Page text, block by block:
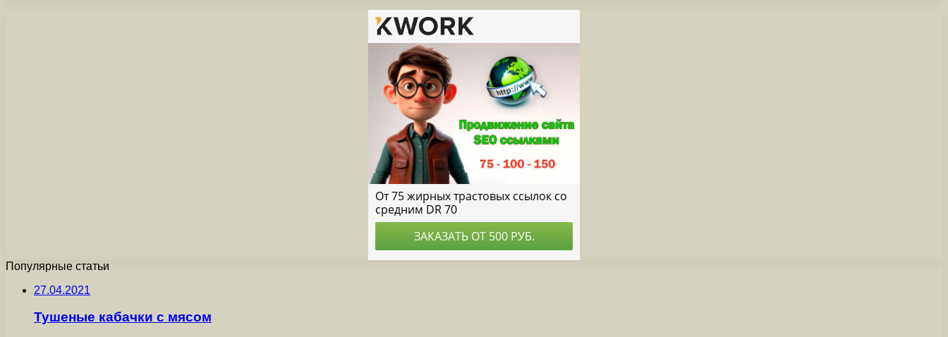
Популярные статьи
27.04.2021
Тушеные кабачки с мясом